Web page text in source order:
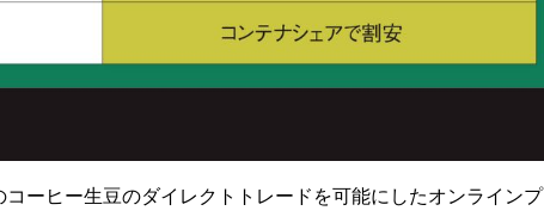
ーヒー生豆のダイレクトトレードを可能にしたオンラインプ